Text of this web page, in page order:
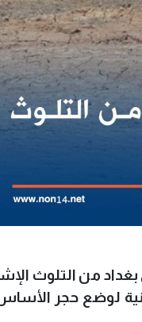
بغداد من التلوث
لوضع حجر